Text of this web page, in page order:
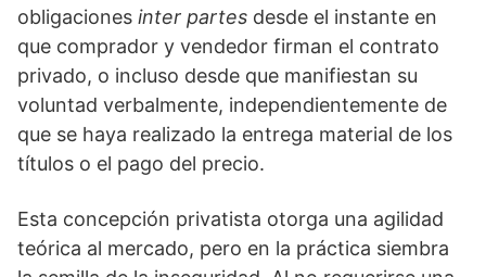
obligaciones inter partes desde el instante en
que comprador y vendedor firman el contrato
privado, o incluso desde que manifiestan su
voluntad verbalmente, independientemente de
que se haya realizado la entrega material de los
títulos o el pago del precio.
Esta concepción privatista otorga una agilidad
teórica al mercado, pero en la práctica siembra